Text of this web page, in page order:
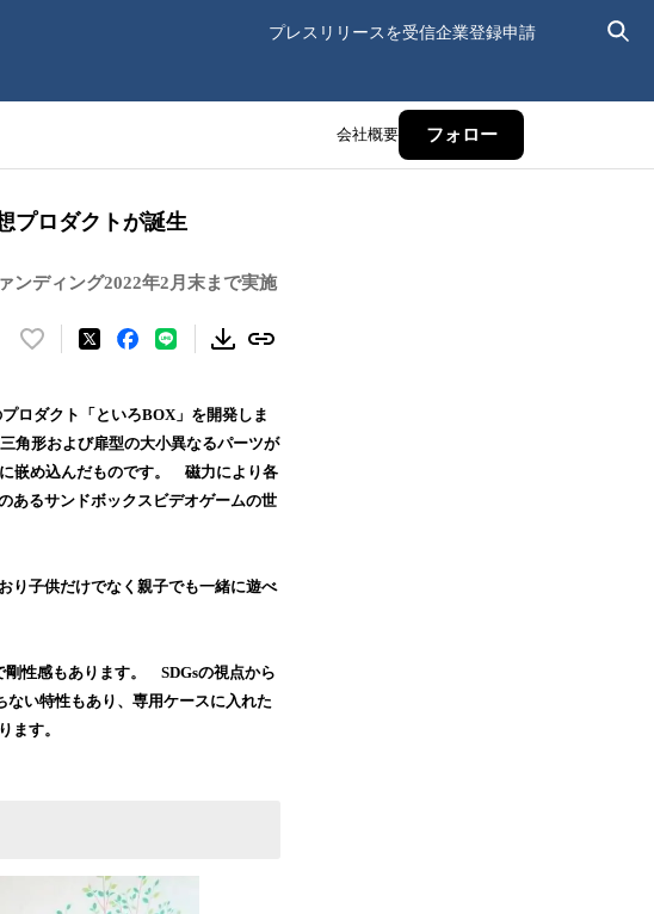
プレスリリースを受信企業登録申請
会社概要 フォロー
プロダクトが誕生
ンディング2022年2月末まで実施
い
！
数
を
読
み
中
ロダクト「といろBOX」を開発しま
角形および扉型の大小異なるパーツが
嵌め込んだものです。 磁力により各
あるサンドボックスビデオゲームの世
り子供だけでなく親子でも一緒に遊べ
剛性感もあります。 SDGsの視点から
い特性もあり、専用ケースに入れた
ます。